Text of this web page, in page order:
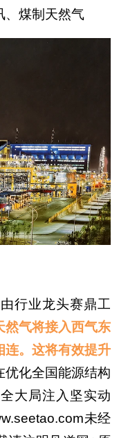
、煤制天然气
行业龙头赛鼎工
然气将接入西气东
连。这将有效提升
优化全国能源结构
大局注入坚实动
未经